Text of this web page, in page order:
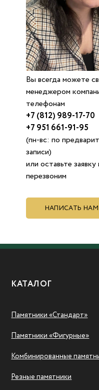
Вы всегда можете
менеджером
телефонам
+7 (812) 989-17-70
+7 951 661-91-95
(пн-вс: по
записи)
или оставьте
перезвоним
НАПИСАТЬ НАМ
КАТАЛОГ
Памятники «Стандарт»
Памятники «Фигурные»
Комбинированные
Резные памятники